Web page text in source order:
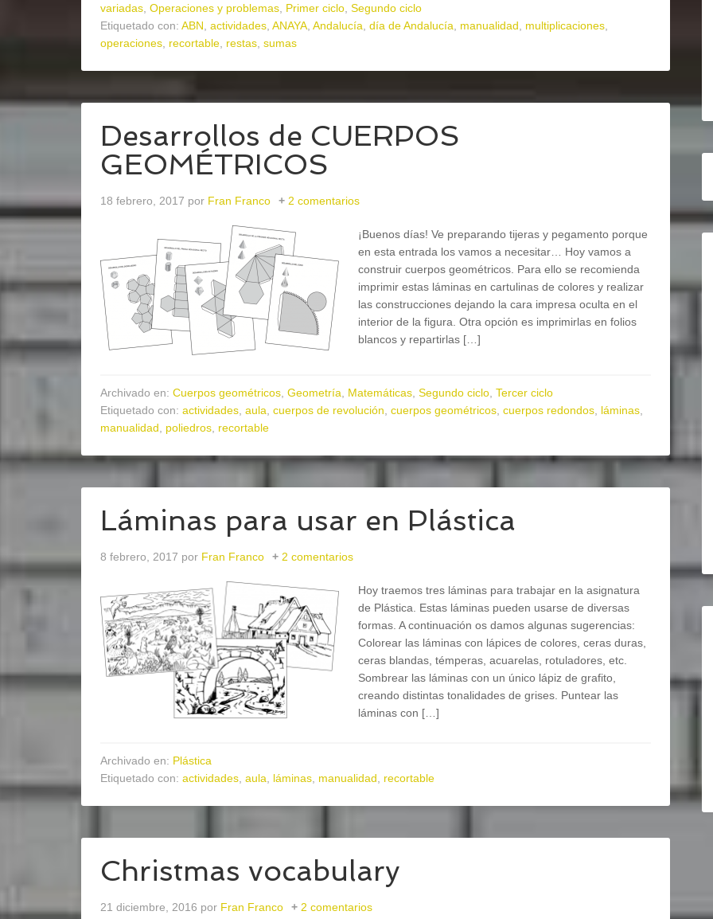
variadas Operaciones y problemas Primer ciclo Segundo ciclo
Etiquetado con: ABN actividades ANAYA Andalucía día de Andalucía manualidad multiplicaciones
operaciones recortable restas sumas
Desarrollos de CUERPOS
GEOMÉTRICOS
18 febrero, 2017 por Fran Franco 2 comentarios
¡Buenos días! Ve preparando tijeras y pegamento porque
en esta entrada los vamos a necesitar… Hoy vamos a
construir cuerpos geométricos. Para ello se recomienda
imprimir estas láminas en cartulinas de colores y realizar
las construcciones dejando la cara impresa oculta en el
interior de la figura. Otra opción es imprimirlas en folios
blancos y repartirlas […]
Archivado en: Cuerpos geométricos Geometría Matemáticas Segundo ciclo Tercer ciclo
Etiquetado con: actividades aula cuerpos de revolución cuerpos geométricos cuerpos redondos láminas
manualidad
poliedros recortable
Láminas para usar en Plástica
8 febrero, 2017 por Fran Franco 2 comentarios
Hoy traemos tres láminas para trabajar en la asignatura
de Plástica. Estas láminas pueden usarse de diversas
formas. A continuación os damos algunas sugerencias:
Colorear las láminas con lápices de colores, ceras duras,
ceras blandas, témperas, acuarelas, rotuladores, etc.
Sombrear las láminas con un único lápiz de grafito,
creando distintas tonalidades de grises. Puntear las
láminas con […]
Archivado en: Plástica
Etiquetado con: actividades aula láminas manualidad recortable
Christmas vocabulary
21 diciembre, 2016 por Fran Franco 2 comentarios